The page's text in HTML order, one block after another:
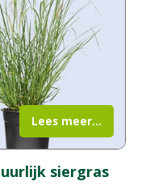
siergras
Lees meer...